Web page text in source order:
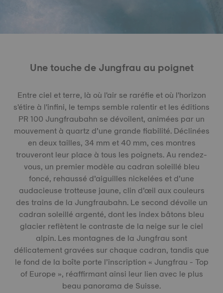
Une touche de Jungfrau au poignet
Entre ciel et terre, là où l'air se raréfie et où l'horizon
s'étire à l'infini, le temps semble ralentir et les éditions
PR 100 Jungfraubahn se dévoilent, animées par un
mouvement à quartz d’une grande fiabilité. Déclinées
en deux tailles, 34 mm et 40 mm, ces montres
trouveront leur place à tous les poignets. Au rendez-
vous, un premier modèle au cadran soleillé bleu
foncé, rehaussé d’aiguilles nickelées et d’une
audacieuse trotteuse jaune, clin d’œil aux couleurs
des trains de la Jungfraubahn. Le second dévoile un
cadran soleillé argenté, dont les index bâtons bleu
glacier reflètent le contraste de la neige sur le ciel
alpin. Les montagnes de la Jungfrau sont
délicatement gravées sur chaque cadran, tandis que
le fond de la boîte porte l’inscription « Jungfrau - Top
of Europe », réaffirmant ainsi leur lien avec le plus
beau panorama de Suisse.